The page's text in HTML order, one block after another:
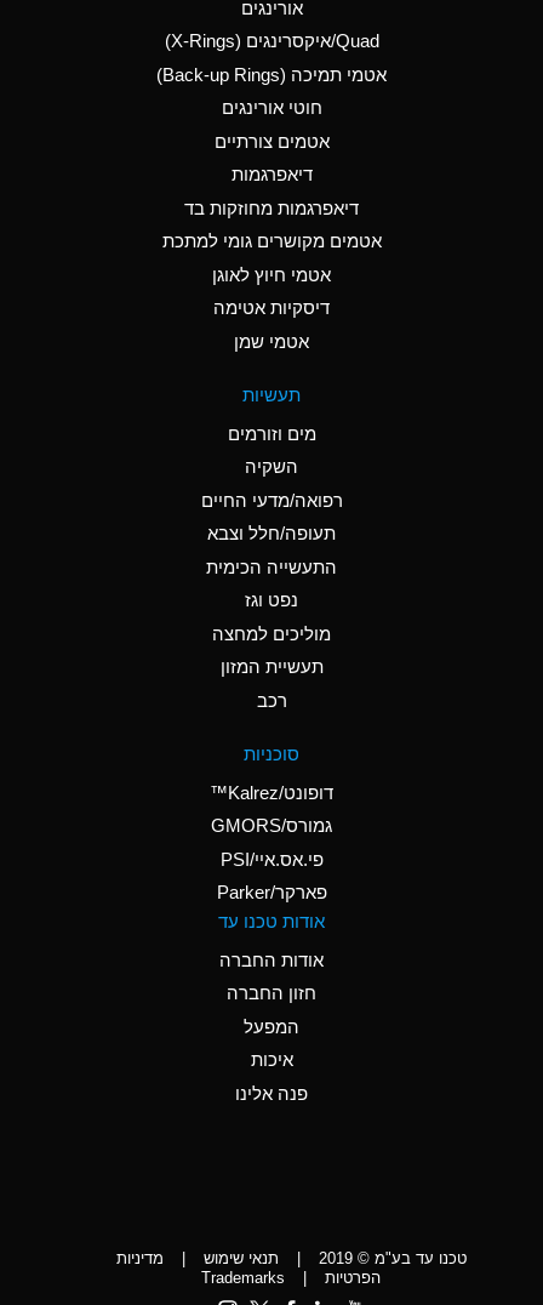
Aluminum Nitrate
(Aqueous)
Aluminum Phosphate
Ammonia Anhydrous
C
Ammonia Gas (cold)
A
Ammonia Gas (hot)
Ammonium Hydroxide
A
Ammonium Nitrate
Ammonium Nitrite
Ammonium Persulfate
Ammonium Phosphate
A
Ammonium Sulfate
*
Amyl Acetate (Banana
Aniline
D
אורינגים
Quad/איקסרינגים (X-Rings)
אטמי תמיכה (Back-up Rings)
חוטי אורינגים
אטמים צורתיים
דיאפרגמות
דיאפרגמות מחוזקות בד
אטמים מקושרים גומי למתכת
אטמי חיוץ לאוגן
דיסקיות אטימה
אטמי שמן
תעשיות
מים וזורמים
השקיה
רפואה/מדעי החיים
תעופה/חלל וצבא
התעשייה הכימית
נפט וגז
מוליכים למחצה
תעשיית המזון
רכב
סוכניות
דופונט/Kalrez™
גמורס/GMORS
פי.אס.איי/PSI
פארקר/Parker
אודות טכנו עד
אודות החברה
חזון החברה
המפעל
איכות
פנה אלינו
טכנו עד בע"מ © 2019 | תנאי שימוש |
מדיניות
הפרטיות
|
Trademarks